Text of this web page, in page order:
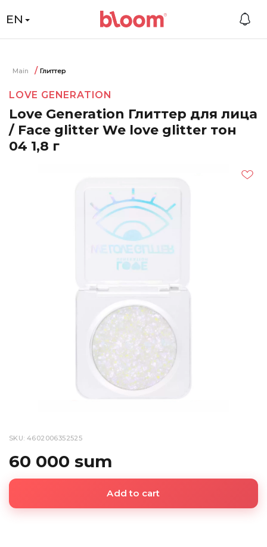
EN
Main Глиттер
LOVE GENERATION
Love Generation Глиттер для лица
/ Face glitter We love glitter тон
04 1,8 г
SKU: 4602006352525
60 000 sum
Add to cart